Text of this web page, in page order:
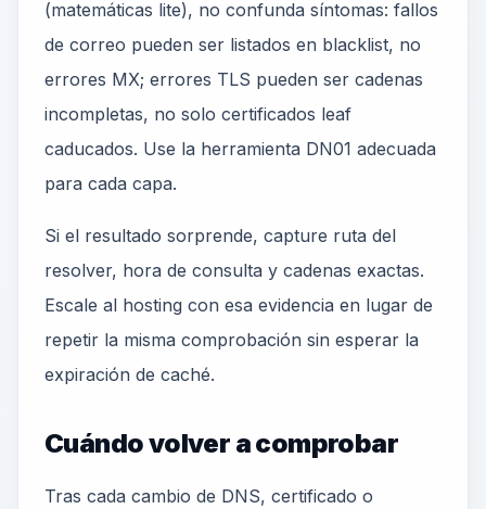
(matemáticas lite), no confunda síntomas: fallos
de correo pueden ser listados en blacklist, no
errores MX; errores TLS pueden ser cadenas
incompletas, no solo certificados leaf
caducados. Use la herramienta DN01 adecuada
para cada capa.
Si el resultado sorprende, capture ruta del
resolver, hora de consulta y cadenas exactas.
Escale al hosting con esa evidencia en lugar de
repetir la misma comprobación sin esperar la
expiración de caché.
Cuándo volver a comprobar
Tras cada cambio de DNS, certificado o